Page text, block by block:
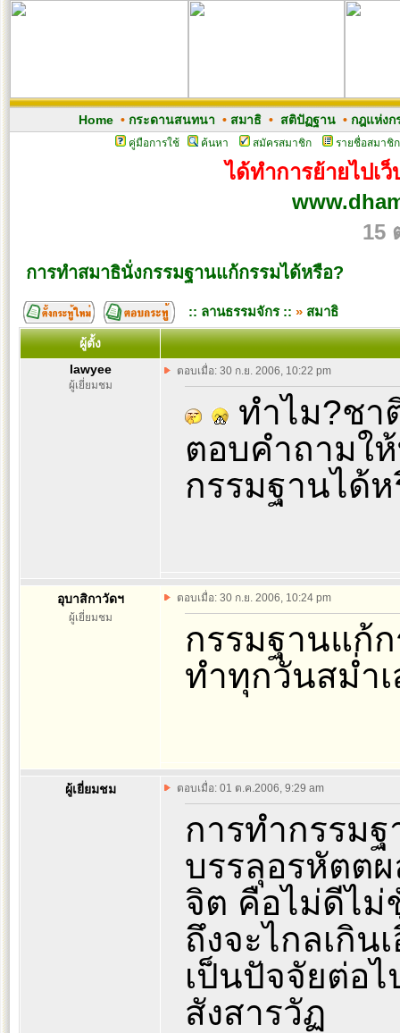
Home• กระดานสนทนา • สมาธิ• สติปัฏฐาน• กฎแห่งก
คู่มือการใช้ ค้นหา สมัครสมาชิก รายชื่อสมาชิก
ได้ทำการย้ายไปเ
15
การทำสมาธินั่งกรรมฐานแก้กรรมได้หรือ?
:: ลานธรรมจักร :: » สมาธิ
ผู้ตั้ง
lawyee
ผู้เยี่ยมชม
ตอบเมื่อ: 30 ก.ย. 2006, 10:22 pm
ทำไม?ชา
ตอบคำถามใ
กรรมฐานได้ห
อุบาสิกาวัดฯ
ผู้เยี่ยมชม
ตอบเมื่อ: 30 ก.ย. 2006, 10:24 pm
กรรมฐานแก้
ทำทุกวันสม่ำ
ผู้เยี่ยมชม ตอบเมื่อ: 01 ต.ค.2006, 9:29 am
การทำกรรม
บรรลุอรหัตต
จิต คือไม่ดีไม่
ถึงจะไกลเกิน
เป็นปัจจัยต่อไ
สังสารวัฏ